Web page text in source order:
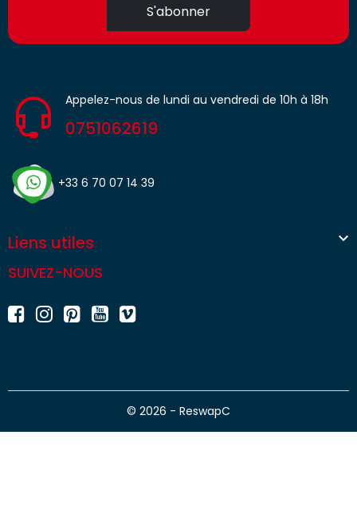
S'abonner
Appelez-nous de lundi au vendredi de 10h à 18h
0751062619
+33 6 70 07 14 39
Liens utiles 
SUIVEZ-NOUS
© 2026 - ReswapC